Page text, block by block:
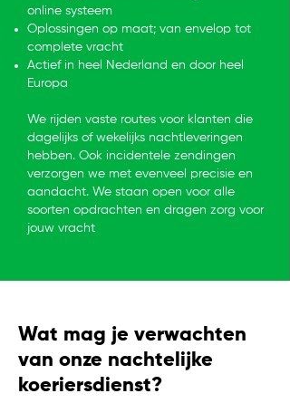
online systeem
Oplossingen op maat; van envelop tot
complete vracht
Actief in heel Nederland en door heel
Europa
We rijden vaste routes voor klanten die
dagelijks of wekelijks nachtleveringen
hebben. Ook incidentele zendingen
verzorgen we met evenveel precisie en
aandacht. We staan open voor alle
soorten opdrachten en dragen zorg voor
jouw vracht
Wat mag je verwachten
van onze nachtelijke
koeriersdienst?